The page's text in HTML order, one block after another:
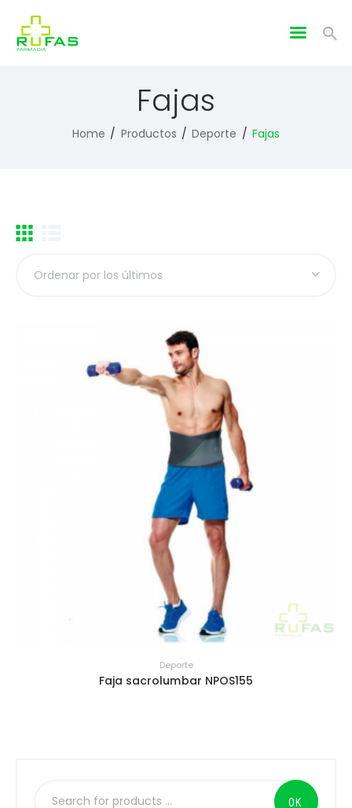
Fajas
Home Productos Deporte Fajas
Deporte
Faja sacrolumbar NPOS155